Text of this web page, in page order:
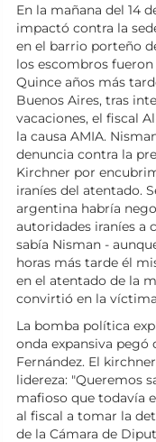
En la mañana del 14
impactó contra la
en el barrio porteño
los escombros
Quince años más
Buenos Aires, tras
vacaciones, el fiscal
la causa AMIA.
denuncia contra la
Kirchner por
iraníes del atentado.
argentina habría
autoridades iraníes a
sabía Nisman -
horas más tarde él
en el atentado de la
convirtió en la
La bomba política
onda expansiva pegó
Fernández. El
lidereza: "Queremos
mafioso que todavía
al fiscal a tomar la
de la Cámara de